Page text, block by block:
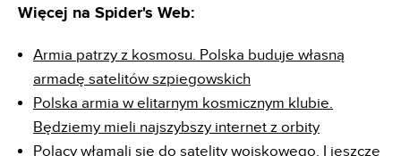
Więcej na Spider's Web:
Armia patrzy z kosmosu. Polska buduje własną
armadę satelitów szpiegowskich
Polska armia w elitarnym kosmicznym klubie.
Będziemy mieli najszybszy internet z orbity
Polacy włamali się do satelity wojskowego. I jeszcze